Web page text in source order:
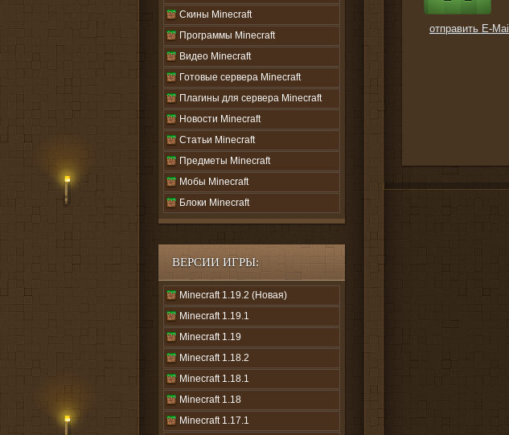
Скины Minecraft
Программы Minecraft
Видео Minecraft
Готовые сервера Minecraft
Плагины для сервера Minecraft
Новости Minecraft
Статьи Minecraft
Предметы Minecraft
Мобы Minecraft
Блоки Minecraft
ВЕРСИИ ИГРЫ:
Minecraft 1.19.2 (Новая)
Minecraft 1.19.1
Minecraft 1.19
Minecraft 1.18.2
Minecraft 1.18.1
Minecraft 1.18
Minecraft 1.17.1
отправить E-Mail